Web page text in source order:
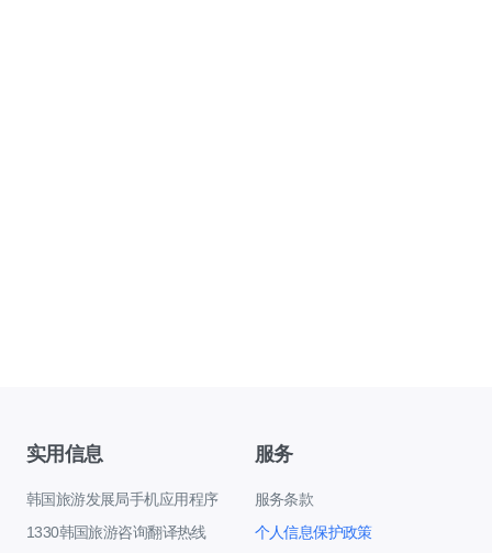
实用信息
韩国旅游发展局手机应用程序
1330韩国旅游咨询翻译热线
服务
服务条款
个人信息保护政策